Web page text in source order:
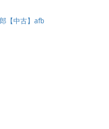
【中古】afb